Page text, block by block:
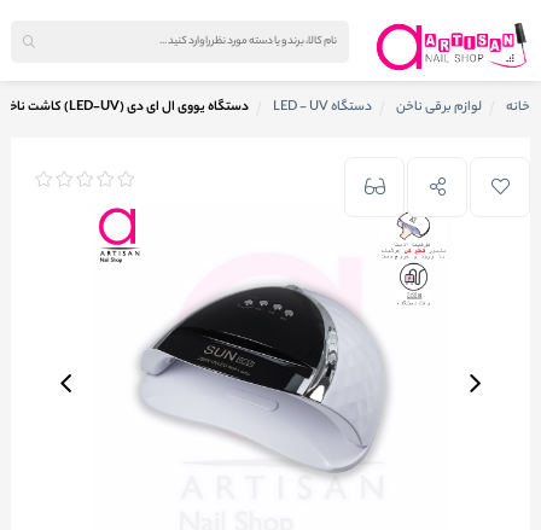
خانه لوازم برقی ناخن دستگاه LED - UV دستگاه یووی ال ای دی (LED-UV) کاشت ناخن سان مدل SUN Yc57